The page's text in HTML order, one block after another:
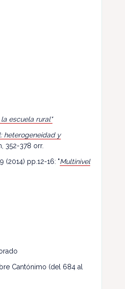
escuela rural"
heterogeneidad y
352-378 orr.
(2014) pp.12-16: "Multinivel
Cantónimo (del 684 al